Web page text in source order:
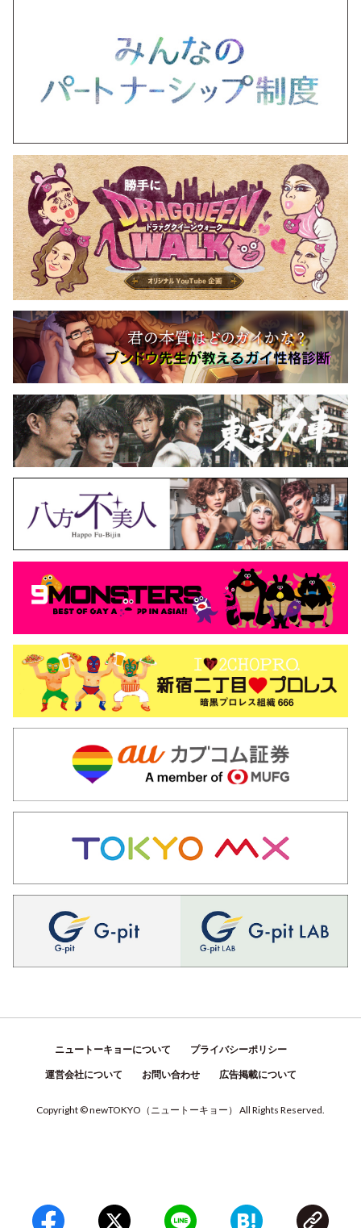
ニュートーキョーについて プライバシーポリシー
運営会社について お問い合わせ 広告掲載について
Copyright © newTOKYO （ ニュートーキョー ） All Rights Reserved.